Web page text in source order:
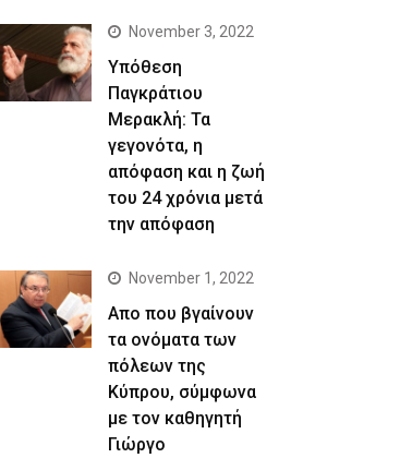
November 3, 2022
Yπόθεση
Παγκράτιου
Μερακλή: Τα
γεγονότα, η
απόφαση και η ζωή
του 24 χρόνια μετά
την απόφαση
November 1, 2022
Απο που βγαίνουν
τα ονόματα των
πόλεων της
Κύπρου, σύμφωνα
με τον καθηγητή
Γιώργο